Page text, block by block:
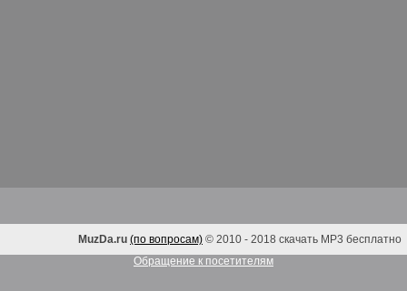
MuzDa.ru (по вопросам) © 2010 - 2018 скачать MP3 бесплатно
Обращение к посетителям